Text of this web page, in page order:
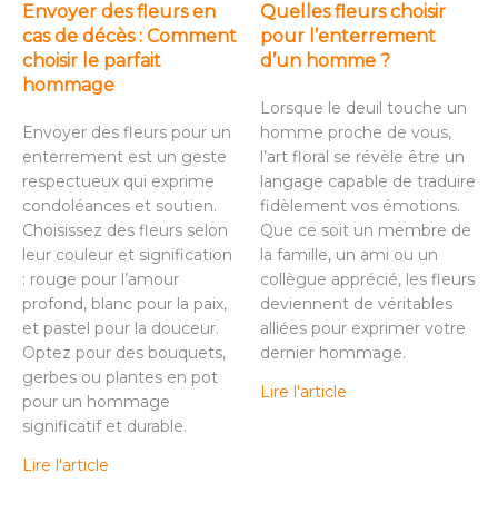
Envoyer des fleurs en
cas de décès : Comment
choisir le parfait
hommage
Envoyer des fleurs pour un
enterrement est un geste
respectueux qui exprime
condoléances et soutien.
Choisissez des fleurs selon
leur couleur et signification
: rouge pour l’amour
profond, blanc pour la paix,
et pastel pour la douceur.
Optez pour des bouquets,
gerbes ou plantes en pot
pour un hommage
significatif et durable.
Lire l'article
Quelles fleurs choisir
pour l’enterrement
d’un homme ?
Lorsque le deuil touche un
homme proche de vous,
l’art floral se révèle être un
langage capable de traduire
fidèlement vos émotions.
Que ce soit un membre de
la famille, un ami ou un
collègue apprécié, les fleurs
deviennent de véritables
alliées pour exprimer votre
dernier hommage.
Lire l'article